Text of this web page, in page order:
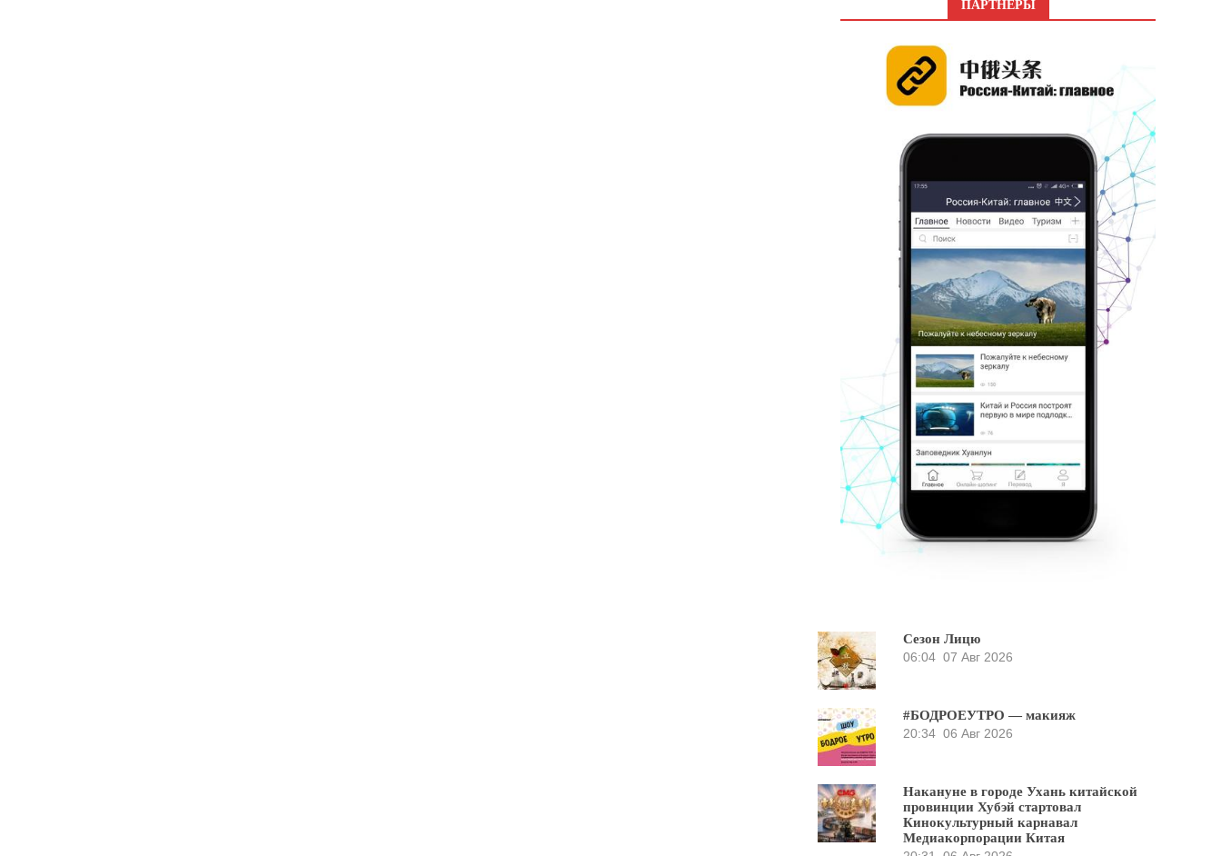
ПАРТНЕРЫ
Сезон Лицю
06:04 07 Авг 2026
#БОДРОЕУТРО — макияж
20:34 06 Авг 2026
Накануне в городе Ухань китайской
провинции Хубэй стартовал
Кинокультурный карнавал
Медиакорпорации Китая